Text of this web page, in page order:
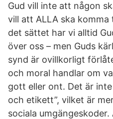
Gud vill inte att någon
vill att ALLA ska
det sättet har vi alltid
över oss – men Guds
synd är ovillkorligt
och moral handlar om
gott eller ont. Det är
och etikett”, vilket är
sociala